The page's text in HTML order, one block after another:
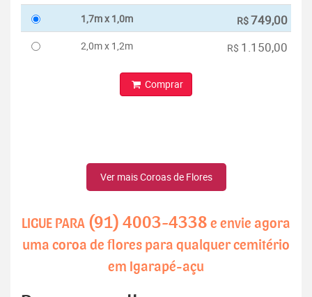
1,7m x 1,0m R$749,00
2,0m x 1,2m R$ 1.150,00
Comprar
Ver mais Coroas de Flores
LIGUE PARA (91) 4003-4338 e envie agora
uma coroa de flores para qualquer cemitério
em Igarapé-açu